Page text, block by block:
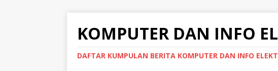
KOMPUTER DAN INFO
DAFTAR KUMPULAN BERITA KOMPUTER DAN INFO